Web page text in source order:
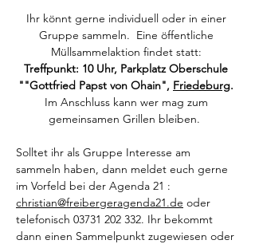
Ihr könnt gerne individuell oder in einer
Gruppe sammeln.  Eine öffentliche
Müllsammelaktion findet statt:
Treffpunkt: 10 Uhr, Parkplatz Oberschule
""Gottfried Papst von Ohain", Friedeburg.
Im Anschluss kann wer mag zum
gemeinsamen Grillen bleiben.
Solltet ihr als Gruppe Interesse am
sammeln haben, dann meldet euch gerne
im Vorfeld bei der Agenda 21 :
christian@freibergeragenda21.de oder
telefonisch 03731 202 332. Ihr bekommt
dann einen Sammelpunkt zugewiesen oder